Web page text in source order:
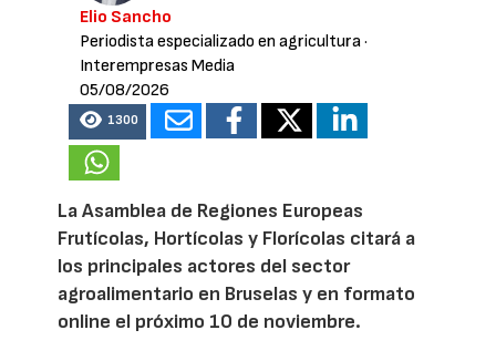
Elio Sancho
Periodista especializado en agricultura·
Interempresas Media
05/08/2026
1300
La Asamblea de Regiones Europeas
Frutícolas, Hortícolas y Florícolas citará a
los principales actores del sector
agroalimentario en Bruselas y en formato
online el próximo 10 de noviembre.